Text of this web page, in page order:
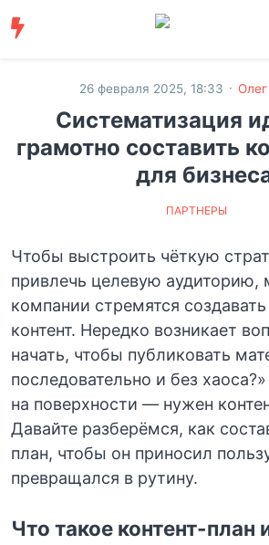
26 февраля 2025, 18:33 ·
Систематизация
грамотно составить
для
ПАРТНЕРЫ
Чтобы выстроить чёткую
привлечь целевую аудиторию,
компании стремятся
контент. Нередко возникает
начать, чтобы публиковать
последовательно и без
на поверхности — нужен
Давайте разберёмся, как
план, чтобы он приносил
превращался в рутину.
Что такое контент-план